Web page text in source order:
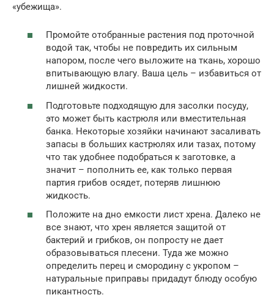
«убежища».
Промойте отобранные растения под проточной
водой так, чтобы не повредить их сильным
напором, после чего выложите на ткань, хорошо
впитывающую влагу. Ваша цель – избавиться от
лишней жидкости.
Подготовьте подходящую для засолки посуду,
это может быть кастрюля или вместительная
банка. Некоторые хозяйки начинают засаливать
запасы в больших кастрюлях или тазах, потому
что так удобнее подобраться к заготовке, а
значит – пополнить ее, как только первая
партия грибов осядет, потеряв лишнюю
жидкость.
Положите на дно емкости лист хрена. Далеко не
все знают, что хрен является защитой от
бактерий и грибков, он попросту не дает
образовываться плесени. Туда же можно
определить перец и смородину с укропом –
натуральные приправы придадут блюду особую
пикантность.